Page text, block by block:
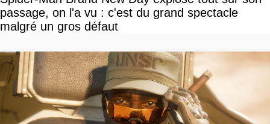
passage, on l'a vu : c'est du grand spectacle
malgré un gros défaut